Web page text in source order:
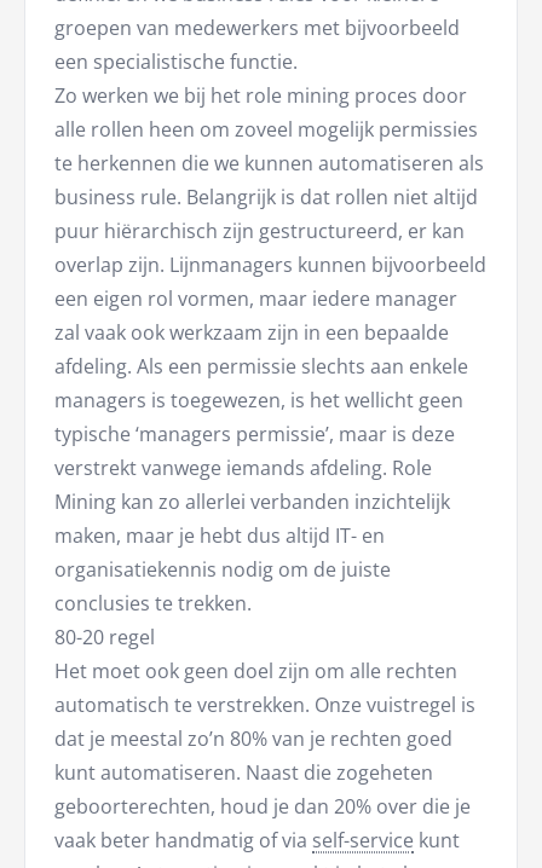
groepen van medewerkers met bijvoorbeeld
een specialistische functie.
Zo werken we bij het role mining proces door
alle rollen heen om zoveel mogelijk permissies
te herkennen die we kunnen automatiseren als
business rule. Belangrijk is dat rollen niet altijd
puur hiërarchisch zijn gestructureerd, er kan
overlap zijn. Lijnmanagers kunnen bijvoorbeeld
een eigen rol vormen, maar iedere manager
zal vaak ook werkzaam zijn in een bepaalde
afdeling. Als een permissie slechts aan enkele
managers is toegewezen, is het wellicht geen
typische ‘managers permissie’, maar is deze
verstrekt vanwege iemands afdeling. Role
Mining kan zo allerlei verbanden inzichtelijk
maken, maar je hebt dus altijd IT- en
organisatiekennis nodig om de juiste
conclusies te trekken.
80-20 regel
Het moet ook geen doel zijn om alle rechten
automatisch te verstrekken. Onze vuistregel is
dat je meestal zo’n 80% van je rechten goed
kunt automatiseren. Naast die zogeheten
geboorterechten, houd je dan 20% over die je
vaak beter handmatig of via self-service kunt